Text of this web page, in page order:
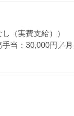
（実費支給））
手当：30,000円／